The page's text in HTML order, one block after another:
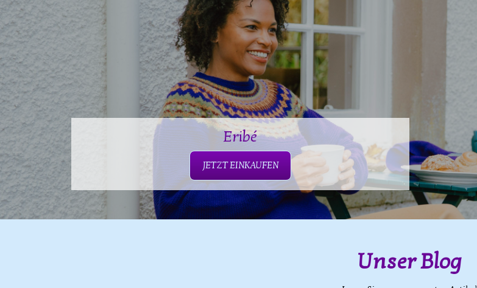
Eribé
JETZT EINKAUFEN
Unser Blog